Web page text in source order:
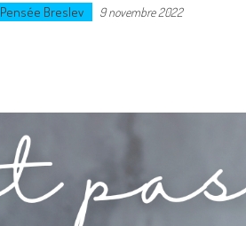
Pensée Breslev 9 novembre 2022